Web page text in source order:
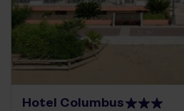
Hotel Columbus